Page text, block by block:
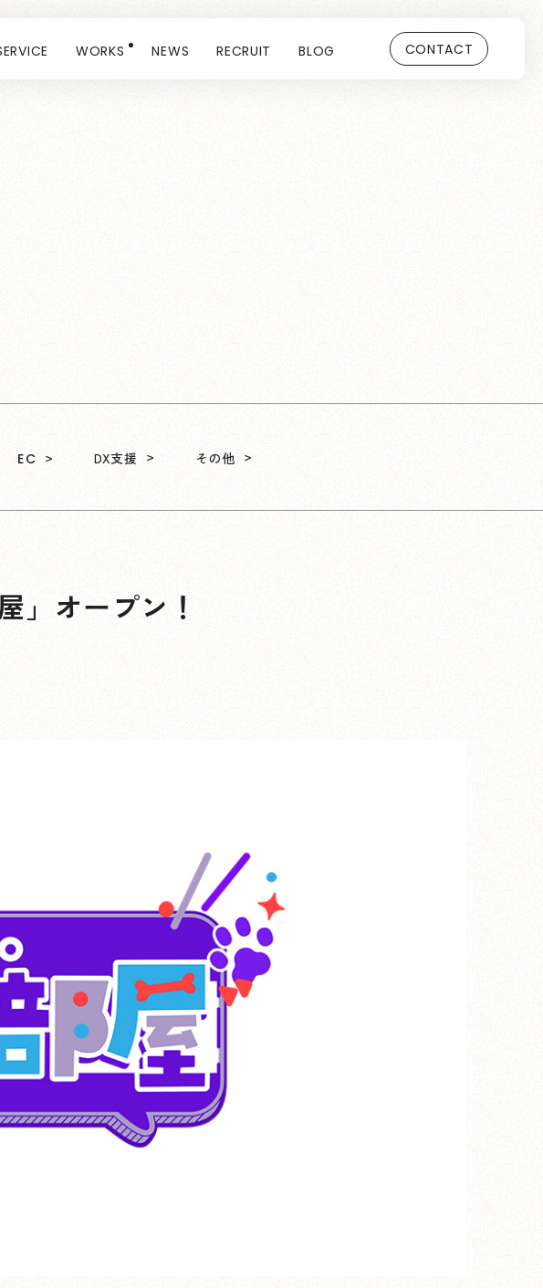
WORKS NEWS RECRUIT BLOG CONTACT
EC DX支援 その他
」オープン！